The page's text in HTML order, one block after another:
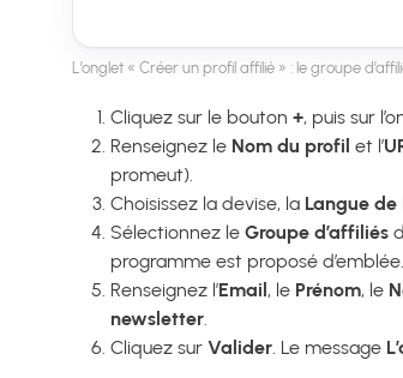
L’onglet « Créer un profil affilié » : le groupe
Cliquez sur le bouton +, puis sur
Renseignez le Nom du profil et l’
promeut).
Choisissez la devise, la Langue de
Sélectionnez le Groupe d’affiliés
programme est proposé d’emblée.
Renseignez l’Email , le Prénom, le
newsletter.
Cliquez sur Valider. Le message